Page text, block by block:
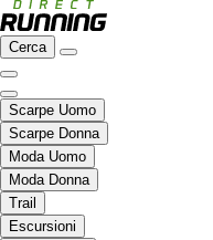
Cerca
Scarpe Uomo
Scarpe Donna
Moda Uomo
Moda Donna
Trail
Escursioni